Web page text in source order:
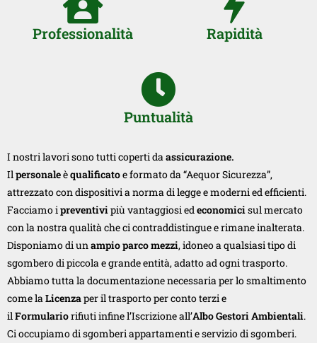
Professionalità Rapidità
Puntualità
I nostri lavori sono tutti coperti da assicurazione.
Il personaleèqualificatoe formato da “Aequor Sicurezza”,
attrezzato con dispositivi a norma di legge e moderni ed efficienti.
Facciamo i preventivi più vantaggiosi ed economici sul mercato
con la nostra qualità che ci contraddistingue e rimane inalterata.
Disponiamo di un ampio parco mezzi, idoneo a qualsiasi tipo di
sgombero di piccola e grande entità, adatto ad ogni trasporto.
Abbiamo tutta la documentazione necessaria per lo smaltimento
come la Licenza per il trasporto per conto terzi e
il Formulariorifiuti infine l’Iscrizione all’Albo Gestori Ambientali.
Ci occupiamo di sgomberi appartamenti e servizio di sgomberi.